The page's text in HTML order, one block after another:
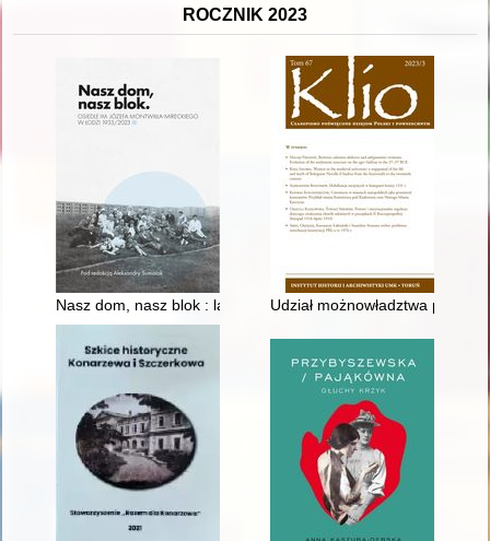
ROCZNIK 2023
Nasz dom, nasz blok : laboratorium nowego życia : osiedle
Udział możnowładztwa